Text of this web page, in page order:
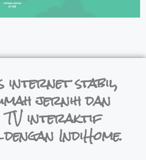
internet stabil,
jernih dan
TV interaktif
IndiHome.